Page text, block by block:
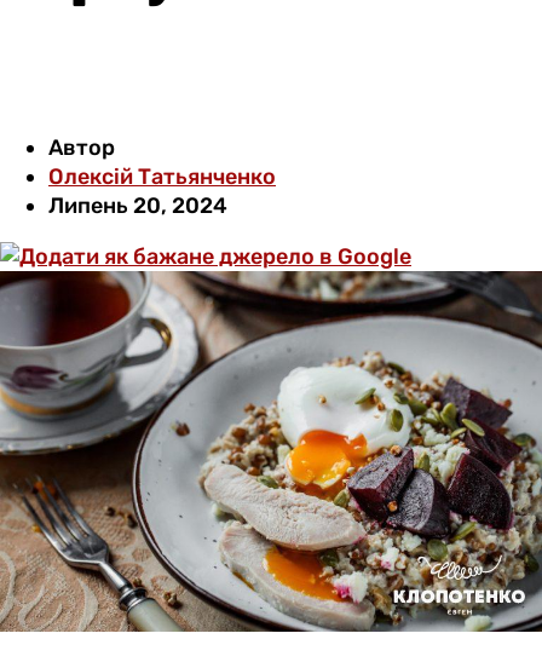
Автор
Олексій Татьянченко
Липень 20, 2024